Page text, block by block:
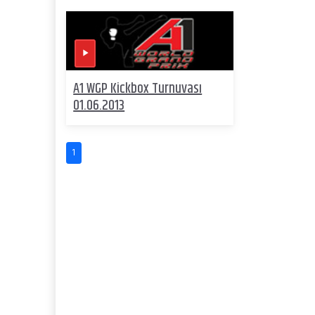
A1 WGP Kickbox Turnuvası
01.06.2013
1